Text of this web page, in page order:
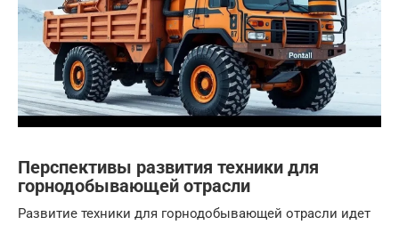
Перспективы развития техники для
горнодобывающей отрасли
Развитие техники для горнодобывающей отрасли идет